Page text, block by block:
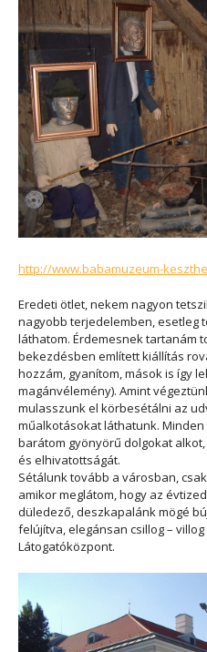
http://www.babamuzeum-
Eredeti ötlet, nekem nagyon
nagyobb terjedelemben, esetleg
láthatom. Érdemesnek tartanám
bekezdésben említett kiállítás
hozzám, gyanítom, mások is így
magánvélemény). Amint
mulasszunk el körbesétálni az
műalkotásokat láthatunk.
barátom gyönyörű dolgokat
és elhivatottságát.
Sétálunk tovább a városban,
amikor meglátom, hogy az
düledező, deszkapalánk mögé
felújítva, elegánsan csillog –
Látogatóközpont.